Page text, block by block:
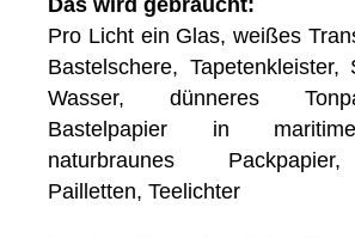
Pro Licht ein Glas, weißes
Bastelschere, Tapetenkleister,
Wasser, dünneres
Bastelpapier in
naturbraunes
Pailletten, Teelichter